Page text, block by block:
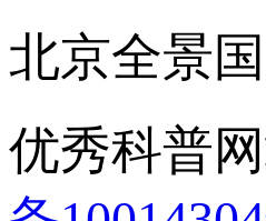
北京全景
优秀科普